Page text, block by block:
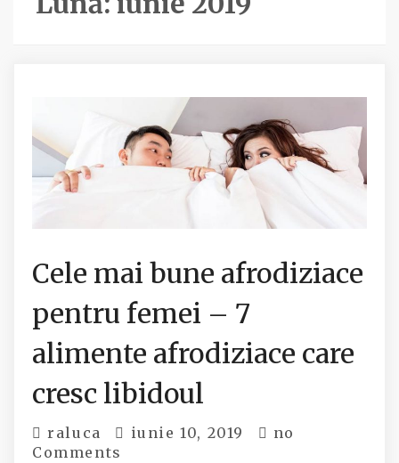
Cele mai bune afrodiziace
pentru femei – 7
alimente afrodiziace care
cresc libidoul
raluca iunie 10, 2019
no
Comments